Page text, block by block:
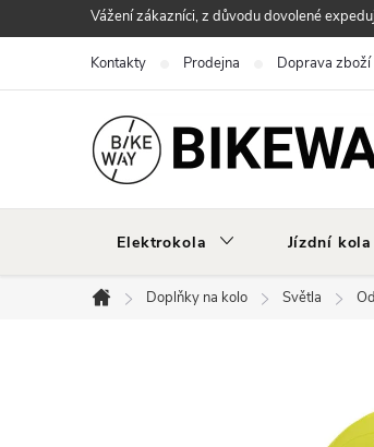
na
Vážení zákazníci, z důvodu dovolené
Kontakty Prodejna Doprava zboží
Elektrokola Jízdní kola
Domů
Doplňky na kolo Světla